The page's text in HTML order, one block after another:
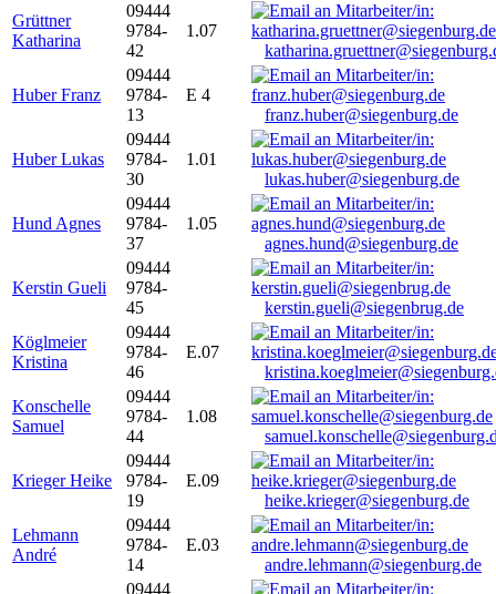
Grüttner
Katharina
09444
9784-
42
1.07
Huber Franz
09444
9784-
13
E 4
franz.huber@siegenburg.de
Huber Lukas
09444
9784-
30
1.01
lukas.huber@siegenburg.de
Hund Agnes
09444
9784-
37
1.05
agnes.hund@siegenburg.de
Kerstin Gueli
09444
9784-
45
kerstin.gueli@siegenbrug.de
Köglmeier
Kristina
09444
9784-
46
E.07
Konschelle
Samuel
09444
9784-
44
1.08
Krieger Heike
09444
9784-
19
E.09
heike.krieger@siegenburg.de
Lehmann
André
09444
9784-
14
E.03
andre.lehmann@siegenburg.de
09444